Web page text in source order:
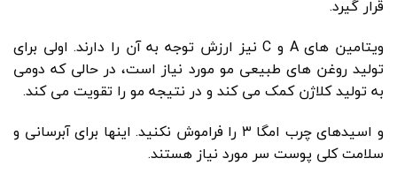
قرار گیرد.
ویتامین های A و C نیز ارزش توجه به آن را دارند. اولی برای
تولید روغن های طبیعی مو مورد نیاز است، در حالی که دومی
به تولید کلاژن کمک می کند و در نتیجه مو را تقویت می کند.
و اسیدهای چرب امگا ۳ را فراموش نکنید. اینها برای آبرسانی و
سلامت کلی پوست سر مورد نیاز هستند.